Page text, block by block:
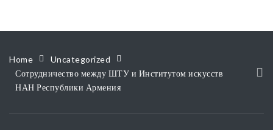
Home
Uncategorized
Сотрудничество между ШТУ и Институтом искусств
НАН Республики Армения